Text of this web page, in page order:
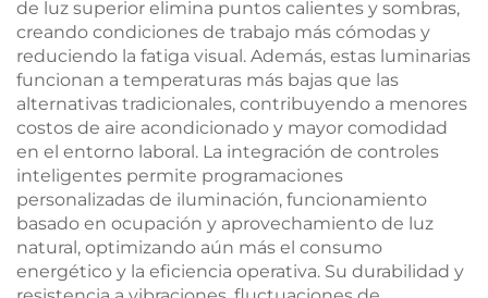
de luz superior elimina puntos calientes y sombras,
creando condiciones de trabajo más cómodas y
reduciendo la fatiga visual. Además, estas luminarias
funcionan a temperaturas más bajas que las
alternativas tradicionales, contribuyendo a menores
costos de aire acondicionado y mayor comodidad
en el entorno laboral. La integración de controles
inteligentes permite programaciones
personalizadas de iluminación, funcionamiento
basado en ocupación y aprovechamiento de luz
natural, optimizando aún más el consumo
energético y la eficiencia operativa. Su durabilidad y